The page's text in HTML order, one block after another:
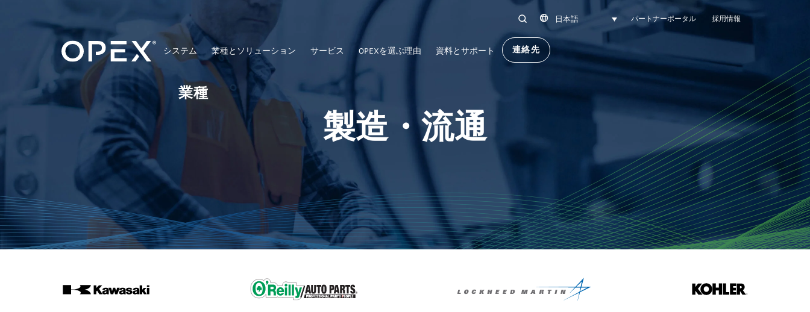
SEARCH
日本語 パートナーポータル 採用情報
システム 業種とソリューション サービス OPEXを選ぶ理由 資料とサポート 連絡先
業種
製造・流通